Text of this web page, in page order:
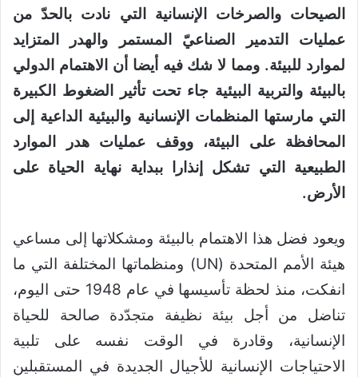
الصيحات والصرخات الإنسانية التي نادت بالحدّ من
عمليات التدمير الصناعيّ المستمر والهدر المتزايد
لموارد للبيئة. ومما لا شك فيه أيضا أن الاهتمام الدولي
بالبيئة والتربية البيئية جاء تحت تأثير الضغوط الكبيرة
التي مارستها المنظمات الإنسانية والبيئية الداعية إلى
المحافظة على البيئة، ووقف عمليات هدر الموارد
الطبيعية التي تشكل إنذارا ببداية نهاية الحياة على
الأرض.
ويعود فضل هذا الاهتمام بالبيئة ومشكلاتها إلى مساعي
هيئة الأمم المتحدة (UN) ومنظماتها المختلفة التي ما
انفكت، منذ لحظة تأسيسها في عام 1948 حتى اليوم،
تناضل من أجل بيئة نظيفة متجدّدة صالحة للحياة
الإنسانية، وقادرة في الوقت نفسه على تلبية
الاحتياجات الإنسانية للأجيال الجديدة في المستقبلين